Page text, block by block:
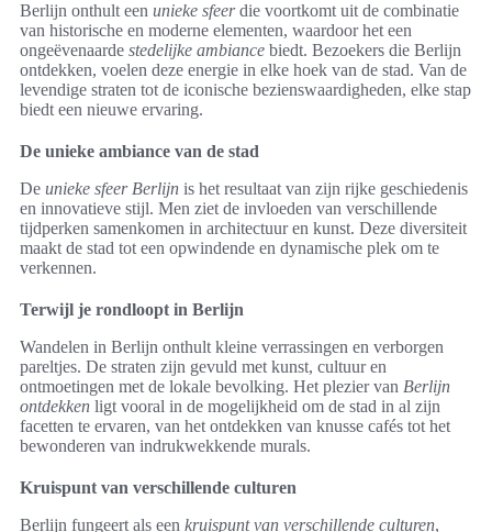
Berlijn onthult een unieke sfeerdie voortkomt uit de combinatie
van historische en moderne elementen, waardoor het een
ongeëvenaarde stedelijke ambiance biedt. Bezoekers die Berlijn
ontdekken, voelen deze energie in elke hoek van de stad. Van de
levendige straten tot de iconische bezienswaardigheden, elke stap
biedt een nieuwe ervaring.
De unieke ambiance van de stad
De unieke sfeer Berlijn is het resultaat van zijn rijke geschiedenis
en innovatieve stijl. Men ziet de invloeden van verschillende
tijdperken samenkomen in architectuur en kunst. Deze diversiteit
maakt de stad tot een opwindende en dynamische plek om te
verkennen.
Terwijl je rondloopt in Berlijn
Wandelen in Berlijn onthult kleine verrassingen en verborgen
pareltjes. De straten zijn gevuld met kunst, cultuur en
ontmoetingen met de lokale bevolking. Het plezier van Berlijn
ontdekken ligt vooral in de mogelijkheid om de stad in al zijn
facetten te ervaren, van het ontdekken van knusse cafés tot het
bewonderen van indrukwekkende murals.
Kruispunt van verschillende culturen
Berlijn fungeert als een kruispunt van verschillende culturen,